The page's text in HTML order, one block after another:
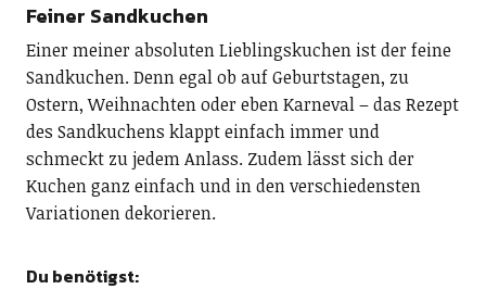
Feiner Sandkuchen
Einer meiner absoluten Lieblingskuchen ist der feine
Sandkuchen. Denn egal ob auf Geburtstagen, zu
Ostern, Weihnachten oder eben Karneval – das Rezept
des Sandkuchens klappt einfach immer und
schmeckt zu jedem Anlass. Zudem lässt sich der
Kuchen ganz einfach und in den verschiedensten
Variationen dekorieren.
Du benötigst: